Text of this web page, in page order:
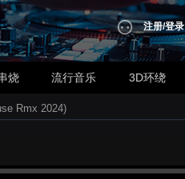
注册/登录
烧 流行音乐 3D环绕
Rmx 2024)